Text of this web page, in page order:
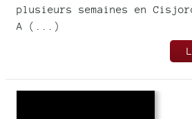
plusieurs semaines en
A (...)